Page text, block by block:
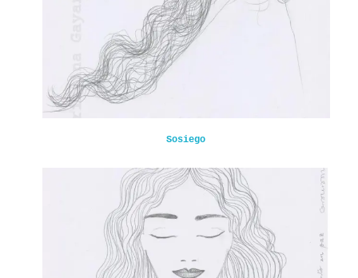
Sosiego